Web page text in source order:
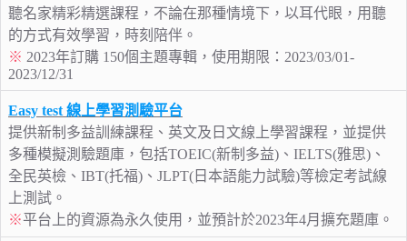
聽名家精彩精選課程，不論在那種情境下，以耳代眼，用聽
的方式有效學習，時刻陪伴。
※ 2023年訂購 150個主題專輯，使用期限：2023/03/01-
2023/12/31
Easy test 線上學習測驗平台
提供新制多益訓練課程、英文及日文線上學習課程，並提供
多種模擬測驗題庫，包括TOEIC(新制多益)、IELTS(雅思)、
全民英檢、IBT(托福)、JLPT(日本語能力試驗)等檢定考試線
上測試。
※平台上的資源為永久使用，並預計於2023年4月擴充題庫。